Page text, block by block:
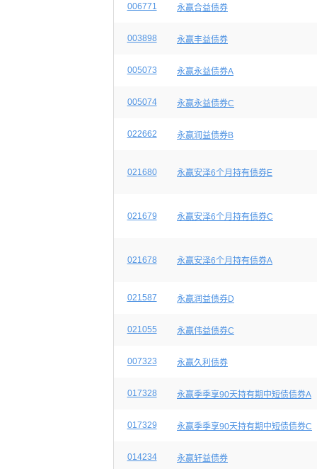
006771 永赢合益债券
003898 永赢丰益债券
005073 永赢永益债券A
005074 永赢永益债券C
022662 永赢润益债券B
021680 永赢安泽6个月持有债券E
021679 永赢安泽6个月持有债券C
021678 永赢安泽6个月持有债券A
021587 永赢润益债券D
021055 永赢伟益债券C
007323 永赢久利债券
017328 永赢季季享90天持有期中短债债券A
017329 永赢季季享90天持有期中短债债券C
014234 永赢轩益债券